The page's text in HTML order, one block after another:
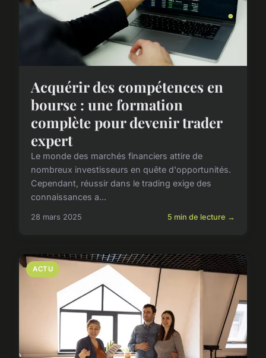
Acquérir des compétences en
bourse : une formation
complète pour devenir trader
expert
Le monde des marchés financiers attire de
nombreux investisseurs en quête d'opportunités.
Cependant, réussir dans le trading exige des
connaissances a...
28 mars 2025 5 min de lecture →
ACTU